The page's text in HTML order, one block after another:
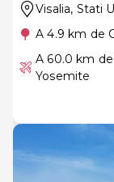
Visalia, Stati
A 4.9 km de
A 60.0 km
Yosemite